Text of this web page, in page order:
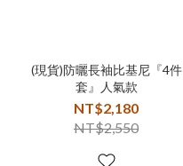
(現貨)防曬長袖比基尼『4件
套』人氣款
NT$2,180
NT$2,550